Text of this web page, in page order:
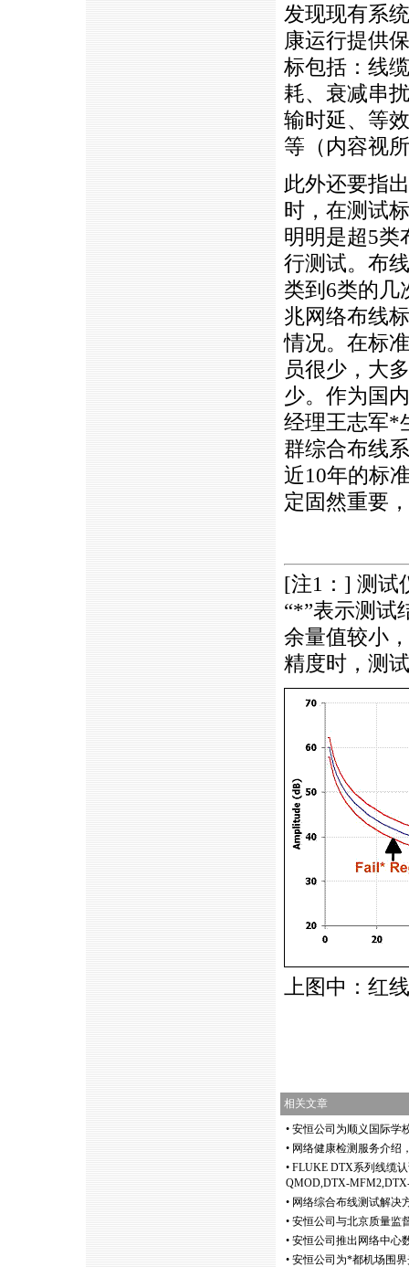
发现现有系
康运行提供
标包括：线
耗、衰减串
输时延、等
等（内容视
此外还要指
时，在测试
明明是超5类
行测试。布
类到6类的几
兆网络布线
情况。在标
员很少，大
少。作为国内
经理王志军*
群综合布线
近10年的标
定固然重要
[注1：] 测试
“*”表示测试
余量值较小
精度时，测
上图中：红
相关文章
• 安恒公司为顺义国际学
• 网络健康检测服务介绍
• FLUKE DTX系列线缆
QMOD,DTX-
• 网络综合布线测试解决
• 安恒公司与北京质量监
• 安恒公司推出网络中心
• 安恒公司为*都机场围